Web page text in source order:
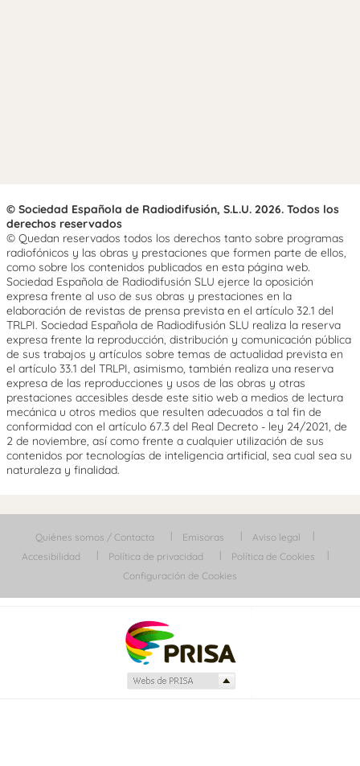
© Sociedad Española de Radiodifusión, S.L.U. 2026. Todos los
derechos reservados
© Quedan reservados todos los derechos tanto sobre programas
radiofónicos y las obras y prestaciones que formen parte de ellos,
como sobre los contenidos publicados en esta página web.
Sociedad Española de Radiodifusión SLU ejerce la oposición
expresa frente al uso de sus obras y prestaciones en la
elaboración de revistas de prensa prevista en el artículo 32.1 del
TRLPI. Sociedad Española de Radiodifusión SLU realiza la reserva
expresa frente la reproducción, distribución y comunicación pública
de sus trabajos y artículos sobre temas de actualidad prevista en
el artículo 33.1 del TRLPI, asimismo, también realiza una reserva
expresa de las reproducciones y usos de las obras y otras
prestaciones accesibles desde este sitio web a medios de lectura
mecánica u otros medios que resulten adecuados a tal fin de
conformidad con el artículo 67.3 del Real Decreto - ley 24/2021, de
2 de noviembre, así como frente a cualquier utilización de sus
contenidos por tecnologías de inteligencia artificial, sea cual sea su
naturaleza y finalidad.
Quiénes somos / Contacta Emisoras
Aviso legal
Accesibilidad
Política de privacidad
Política de Cookies
Configuración de Cookies